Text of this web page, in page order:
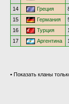
14 Греция
15
Германия
16
Турция
17
Аргентина
•Показать кланы